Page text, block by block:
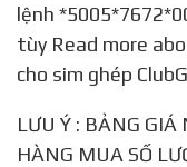
lệnh
tùy Read more
cho sim ghép
LƯU Ý : BẢNG GIÁ NÀY LÀ GIÁ SỈ DÀNH CHO CỬA
HÀNG MUA SỐ